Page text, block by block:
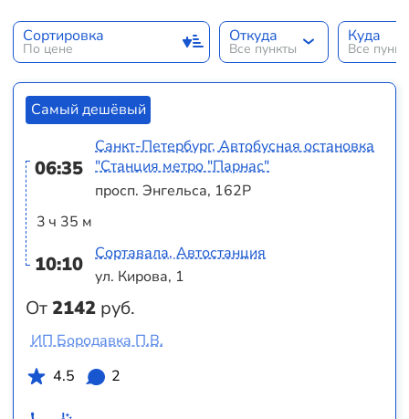
Сортировка
По цене
Откуда
Все пункты
Куда
Все
Самый дешёвый
06:35
3 ч 35 м
10:10
От2142 руб.
Санкт-Петербург, Автобусная остановка
"Станция метро "Парнас"
просп. Энгельса, 162Р
Сортавала, Автостанция
ул. Кирова, 1
ИП Бородавка П.В.
4.5
2